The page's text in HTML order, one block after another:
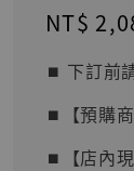
Regular
price
NT$
⏹︎ 下訂前
⏹︎【預購
⏹︎【店內